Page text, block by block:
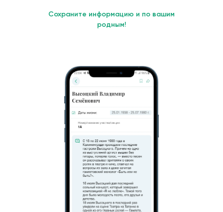
Сохраните информацию и по вашим
родным!